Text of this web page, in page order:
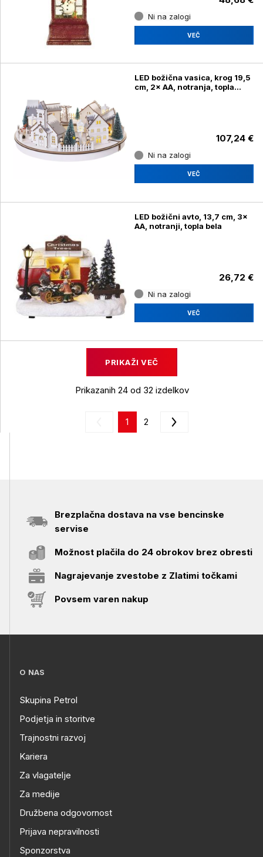
Ni na zalogi
VEČ
LED božična vasica, krog 19,5
cm, 2× AA, notranja, topla
107,24 €
Ni na zalogi
VEČ
LED božični avto, 13,7 cm, 3×
AA, notranji, topla bela
26,72 €
Ni na zalogi
VEČ
PRIKAŽI VEČ
Prikazanih 24 od 32 izdelkov
1 2
Brezplačna dostava na vse bencinske
servise
Možnost plačila do 24 obrokov brez obresti
Nagrajevanje zvestobe z Zlatimi točkami
Povsem varen nakup
O NAS
Skupina Petrol
Podjetja in storitve
Trajnostni razvoj
Kariera
Za vlagatelje
Za medije
Družbena odgovornost
Prijava nepravilnosti
Sponzorstva